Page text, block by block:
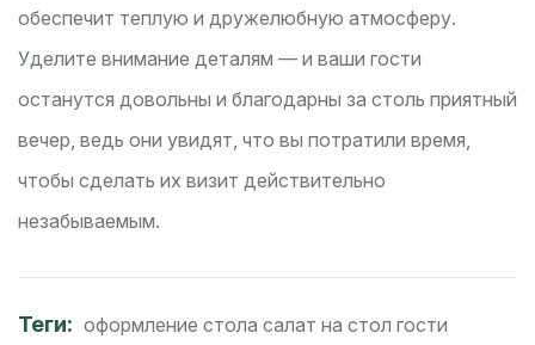
обеспечит теплую и дружелюбную атмосферу.
Уделите внимание деталям — и ваши гости
останутся довольны и благодарны за столь приятный
вечер, ведь они увидят, что вы потратили время,
чтобы сделать их визит действительно
незабываемым.
Теги: оформление стола салат на стол гости